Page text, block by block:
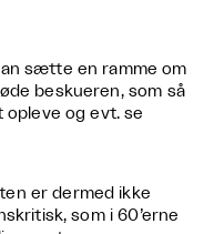
sætte en ramme om
beskueren, som så
og evt. se
er dermed ikke
som i 60’erne